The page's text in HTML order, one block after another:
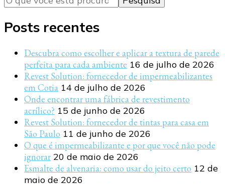
Posts recentes
Descubra como escolher e aplicar a textura de parede
perfeita para cada ambiente 16 de julho de 2026
Revest Solution: fornecedor de impermeabilizantes
em Cotia 14 de julho de 2026
Onde encontrar uma fábrica de revestimento
acrílico? 15 de junho de 2026
Revest Solution: fornecedor de tintas para casa em
São Paulo 11 de junho de 2026
O que é impermeabilizante e por que você não pode
ignorar 20 de maio de 2026
Esmalte de alvenaria: como usar do jeito certo 12 de
maio de 2026